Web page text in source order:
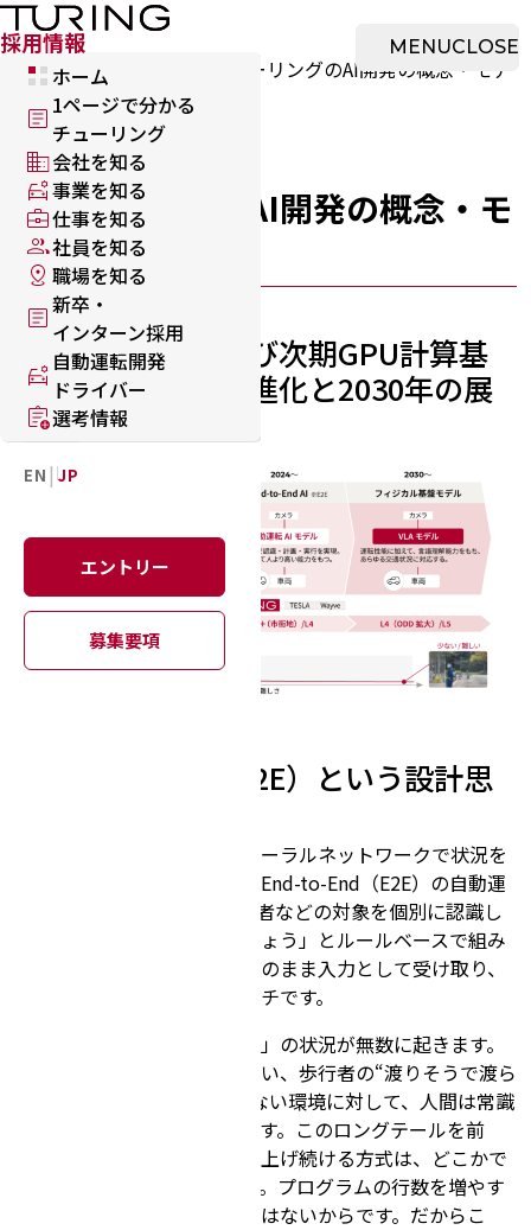
本文へ移動
採用情報
ホーム
MENUCLOSE
採用情報
ホーム
1ページで分かる
チューリング
会社を知る
事業を知る
仕事を知る
社員を知る
職場を知る
新卒・
インターン採用
自動運転開発
ドライバー
選考情報
エントリー
募集要項
採用トッ
る
チューリングのAI開発の概念・モデ
チューリングのAI開発の概念・モ
デル
AI開発の概要および次期GPU計算基
盤・自動運転AIの進化と2030年の展
望
1. End-to-End（E2E）という設計思
チューリングは、単一のニューラルネットワークで状況を
理解し、運転行動を生成するEnd-to-End（E2E）の自動運
転AIを開発しています。歩行者などの対象を個別に認識し
て「この対象をこう避けましょう」とルールベースで組み
立てるのではなく、動画をそのまま入力として受け取り、
運転行動を出力するアプローチです。
道路上では「高難度・低頻度」の状況が無数に起きます。
工事現場、交通誘導、譲り合い、歩行者の“渡りそうで渡ら
ない”挙動など、例外が尽きない環境に対して、人間は常識
や文脈を使って判断しています。このロングテールを前
に、ルールや条件分岐を積み上げ続ける方式は、どこかで
必ずスケールしなくなります。プログラムの行数を増やす
ことで解決する性質の問題ではないからです。だからこ